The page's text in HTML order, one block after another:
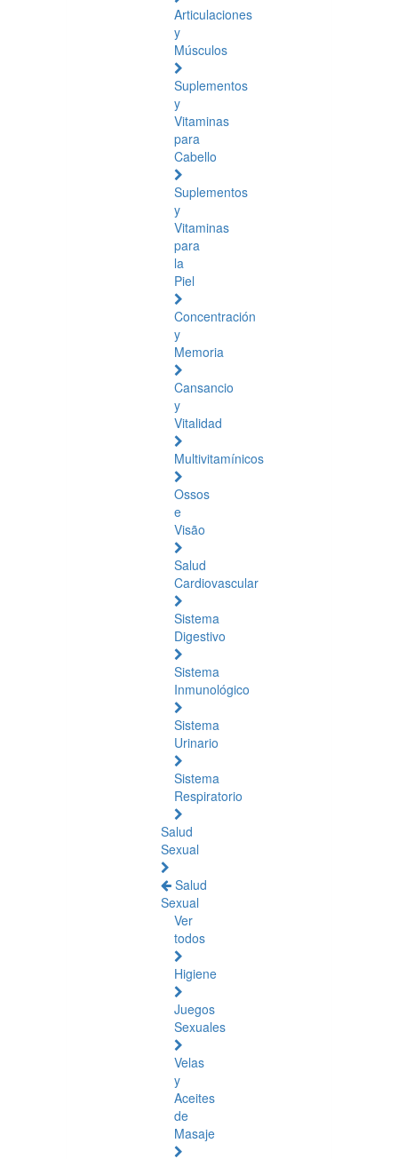
Articulaciones
y
Músculos
Suplementos
y
Vitaminas
para
Cabello
Suplementos
y
Vitaminas
para
la
Piel
Concentración
y
Memoria
Cansancio
y
Vitalidad
Multivitamínicos
Ossos
e
Visão
Salud
Cardiovascular
Sistema
Digestivo
Sistema
Inmunológico
Sistema
Urinario
Sistema
Respiratorio
Salud
Sexual
Salud
Sexual
Ver
todos
Higiene
Juegos
Sexuales
Velas
y
Aceites
de
Masaje